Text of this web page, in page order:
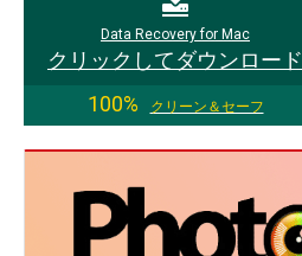
Data Recovery for Mac
クリックしてダウンロード
100%
クリーン＆セーフ